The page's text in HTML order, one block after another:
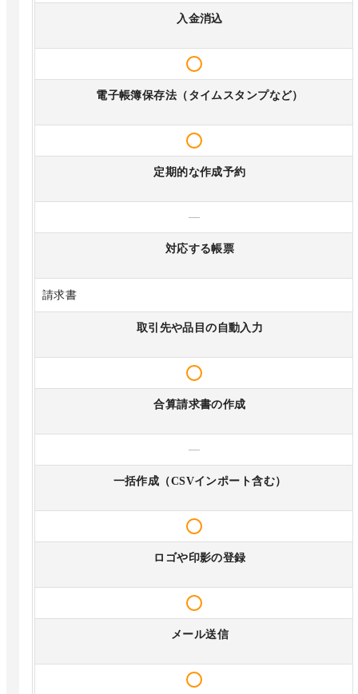
入金消込
電子帳簿保存法（タイムスタンプなど）
定期的な作成予約
—
対応する帳票
請求書
取引先や品目の自動入力
合算請求書の作成
—
一括作成（CSVインポート含む）
ロゴや印影の登録
メール送信